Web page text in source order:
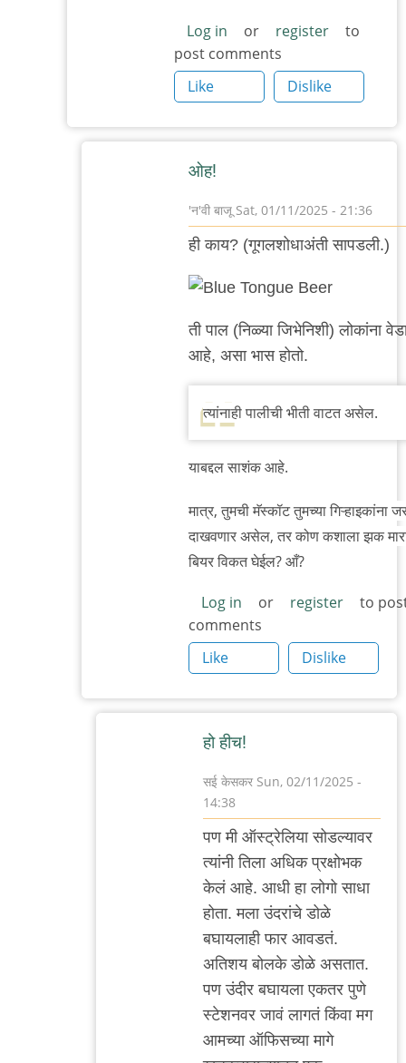
Log in or register
to
post comments
Like
Dislike
ओह!
'न'वी बाजूSat, 01/11/2025 - 21:36
In
reply
to
टंग
by
सई
केसकर
ही काय? (गूगलशोधाअंती सापडली.)
ती पाल (निळ्या जिभेनिशी) लोकांना
आहे, असा भास होतो.
त्यांनाही पालीची भीती वाटत असेल.
याबद्दल साशंक आहे.
मात्र, तुमची मॅस्कॉट तुमच्या गिऱ्हाइकांना
दाखवणार असेल, तर कोण कशाला झक
बियर विकत घेईल? आँ?
Log in or register
to
comments
Like
Dislike
हो हीच!
सई केसकर Sun, 02/11/2025 -
14:38
In
reply
to
ओह!
by
'न'वी
पण मी ऑस्ट्रेलिया सोडल्यावर
त्यांनी तिला अधिक प्रक्षोभक
केलं आहे. आधी हा लोगो साधा
होता. मला उंदरांचे डोळे
बघायलाही फार आवडतं.
अतिशय बोलके डोळे असतात.
पण उंदीर बघायला एकतर पुणे
स्टेशनवर जावं लागतं किंवा मग
आमच्या ऑफिसच्या मागे